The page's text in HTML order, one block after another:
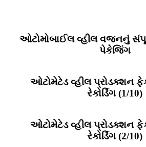
ઓટોમોબાઈલ વ્હીલ વજનનું
પેકેજિંગ
ઓટોમેટેડ વ્હીલ પ્રોડક્શન
રેકોર્ડિંગ (1/10)
ઓટોમેટેડ વ્હીલ પ્રોડક્શન
રેકોર્ડિંગ (2/10)